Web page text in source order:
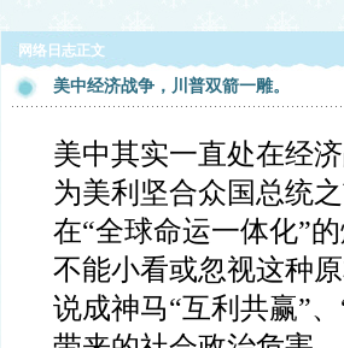
网络日志正文
美中经济战争，川普双箭一雕。
美中其实一直处在经
为美利坚合众国总统
在“全球命运一体化”的
不能小看或忽视这种
说成神马“互利共赢”